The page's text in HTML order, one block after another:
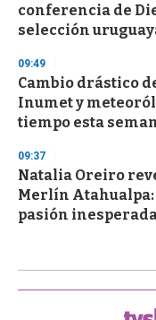
conferencia de
selección
09:49
Cambio drástico
Inumet y
tiempo esta
09:37
Natalia Oreiro
Merlín
pasión